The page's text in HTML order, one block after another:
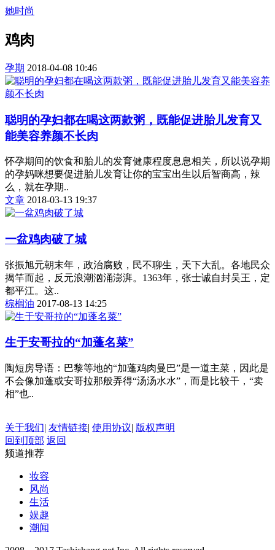
她时尚
鸡肉
孕期 2018-04-08 10:46
聪明的孕妇都在喝这两款粥，既能促进胎儿发育又
能美容养颜不长肉
怀孕期间的饮食和胎儿的发育健康程度息息相关，所以说孕期
的孕妈咪想要促进胎儿发育让你的宝宝出生以后智商高，辣
么，就在孕期..
文章 2018-03-13 19:37
一盆鸡肉破了城
张振旭元朝末年，政治腐败，民不聊生，天下大乱。各地民众
揭竿而起，反元浪潮汹涌澎湃。1363年，张士诚自封吴王，定
都平江。这..
棕榈油 2017-08-13 14:25
生于安哥拉的“加蓬名菜”
陶短房导语：巴黎等地的“加蓬鸡肉曼巴”是一道主菜，因此是
不会像加蓬或安哥拉那般弄得“汤汤水水”，而是比较干，“卖
相”也..
关于我们| 友情链接| 使用协议| 版权声明
回到顶部 返回
频道推荐
妆容
风尚
生活
娱趣
潮闻